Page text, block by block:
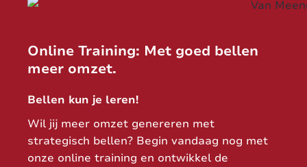
Online Training: Met goed bellen
meer omzet.
Bellen kun je leren!
Wil jij meer omzet genereren met
strategisch bellen? Begin vandaag nog met
onze online training en ontwikkel de